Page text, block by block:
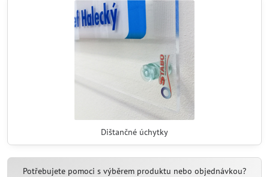
Dištančné úchytky
Potřebujete pomoci s výběrem produktu nebo objednávkou?